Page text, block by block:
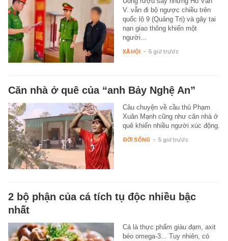
V. vẫn đi bộ ngược chiều trên
quốc lộ 9 (Quảng Trị) và gây tai
nạn giao thông khiến một
người…
XÃ HỘI - 5 giờ trước
Căn nhà ở quê của “anh Bảy Nghệ An”
Câu chuyện về cầu thủ Phạm
Xuân Mạnh cũng như căn nhà ở
quê khiến nhiều người xúc động.
ĐỜI SỐNG - 5 giờ trước
2 bộ phận của cá tích tụ độc nhiều bậc
nhất
Cá là thực phẩm giàu đạm, axit
béo omega-3... Tuy nhiên, có